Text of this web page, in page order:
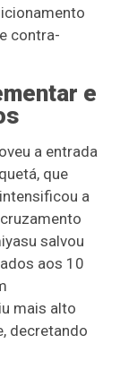
contra-
e
a entrada
que
a
salvou
aos 10
mais alto
decretando